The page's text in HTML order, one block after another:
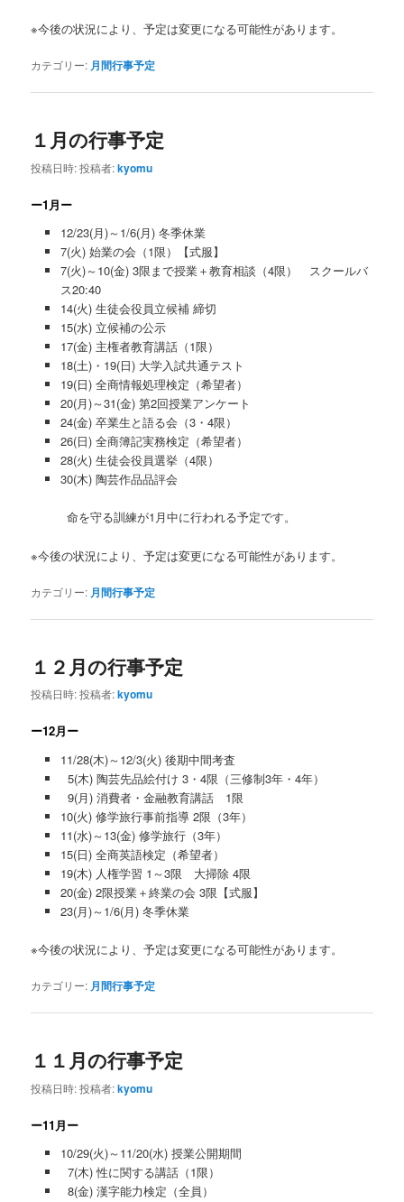
※今後の状況により、予定は変更になる可能性があります。
カテゴリー: 月間行事予定
１月の行事予定
投稿日時:投稿者:kyomu
ー1月ー
12/23(月)～1/6(月) 冬季休業
7(火) 始業の会（1限）【式服】
7(火)～10(金) 3限まで授業＋教育相談（4限） スクールバ
ス20:40
14(火) 生徒会役員立候補 締切
15(水) 立候補の公示
17(金) 主権者教育講話（1限）
18(土)・19(日) 大学入試共通テスト
19(日) 全商情報処理検定（希望者）
20(月)～31(金) 第2回授業アンケート
24(金) 卒業生と語る会（3・4限）
26(日) 全商簿記実務検定（希望者）
28(火) 生徒会役員選挙（4限）
30(木) 陶芸作品品評会
命を守る訓練が1月中に行われる予定です。
※今後の状況により、予定は変更になる可能性があります。
カテゴリー: 月間行事予定
１２月の行事予定
投稿日時:投稿者:kyomu
ー12月ー
11/28(木)～12/3(火) 後期中間考査
5(木) 陶芸先品絵付け 3・4限（三修制3年・4年）
9(月) 消費者・金融教育講話 1限
10(火) 修学旅行事前指導 2限（3年）
11(水)～13(金) 修学旅行（3年）
15(日) 全商英語検定（希望者）
19(木) 人権学習 1～3限 大掃除 4限
20(金) 2限授業＋終業の会 3限【式服】
23(月)～1/6(月) 冬季休業
※今後の状況により、予定は変更になる可能性があります。
カテゴリー: 月間行事予定
１１月の行事予定
投稿日時:投稿者:kyomu
ー11月ー
10/29(火)～11/20(水) 授業公開期間
7(木) 性に関する講話（1限）
8(金) 漢字能力検定（全員）